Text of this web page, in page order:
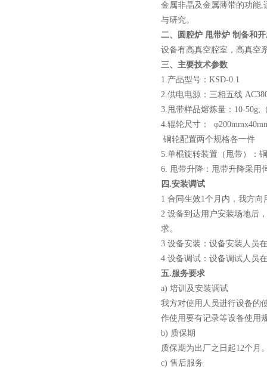
金属非晶及金属薄带的功能
与研究。
二、
圆腔炉 甩带炉 制备和
设备有高真空腔室，高真空
三、 主要技术参数
1.产品型号：KSD-0.1
2.供电电源：三相五线
3.甩带样品熔炼量：10-50g;
4.辊轮尺寸：
铜轮配置两个规格各一件
5.单棍旋转装置（甩带）：
6. 甩带升降：甩带升降采用
四.安装调试
1 合同生效1个月内，我方
2 设备到达用户安装场地后
求。
3 设备安装：设备安装人员
4 设备调试：设备调试人员
五.服务要求
a) 培训及安装调试
我方对使用人员进行设备的
作使用要有记录等设备使用
b) 质保期
质保期为出厂之日起12个月
c) 售后服务